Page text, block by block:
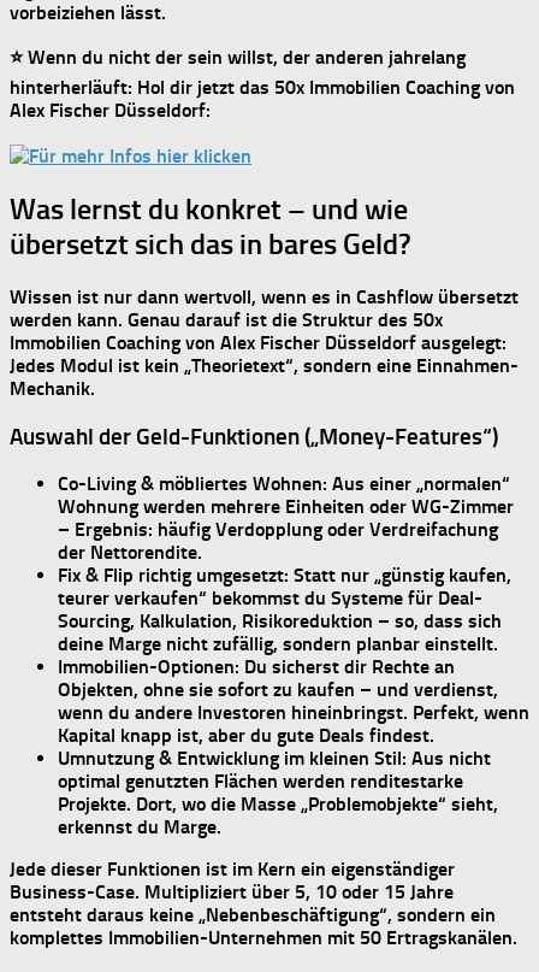
vorbeiziehen lässt.
⭐ Wenn du nicht der sein willst, der anderen jahrelang
hinterherläuft: Hol dir jetzt das 50x Immobilien Coaching von
Alex Fischer Düsseldorf:
Was lernst du konkret – und wie
übersetzt sich das in bares Geld?
Wissen ist nur dann wertvoll, wenn es in Cashflow übersetzt
werden kann. Genau darauf ist die Struktur des 50x
Immobilien Coaching von Alex Fischer Düsseldorf ausgelegt:
Jedes Modul ist kein „Theorietext“, sondern eine Einnahmen-
Mechanik.
Auswahl der Geld-Funktionen („Money-Features“)
Co-Living & möbliertes Wohnen: Aus einer „normalen“
Wohnung werden mehrere Einheiten oder WG-Zimmer
– Ergebnis: häufig Verdopplung oder Verdreifachung
der Nettorendite.
Fix & Flip richtig umgesetzt: Statt nur „günstig kaufen,
teurer verkaufen“ bekommst du Systeme für Deal-
Sourcing, Kalkulation, Risikoreduktion – so, dass sich
deine Marge nicht zufällig, sondern planbar einstellt.
Immobilien-Optionen: Du sicherst dir Rechte an
Objekten, ohne sie sofort zu kaufen – und verdienst,
wenn du andere Investoren hineinbringst. Perfekt, wenn
Kapital knapp ist, aber du gute Deals findest.
Umnutzung & Entwicklung im kleinen Stil: Aus nicht
optimal genutzten Flächen werden renditestarke
Projekte. Dort, wo die Masse „Problemobjekte“ sieht,
erkennst du Marge.
Jede dieser Funktionen ist im Kern ein eigenständiger
Business-Case. Multipliziert über 5, 10 oder 15 Jahre
entsteht daraus keine „Nebenbeschäftigung“, sondern ein
komplettes Immobilien-Unternehmen mit 50 Ertragskanälen.